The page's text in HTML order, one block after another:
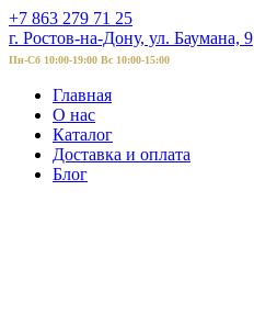
+7 863 279 71 25
г. Ростов-на-Дону, ул. Баумана, 9
Пн-Сб 10:00-19:00 Вс 10:00-15:00
Главная
О нас
Каталог
Доставка и оплата
Блог